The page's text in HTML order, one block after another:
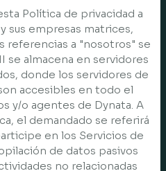
Política de privacidad a
sus empresas matrices,
referencias a "nosotros" se
se almacena en servidores
donde los servidores de
accesibles en todo el
y/o agentes de Dynata. A
el demandado se referirá
en los Servicios de
de datos pasivos
no relacionadas